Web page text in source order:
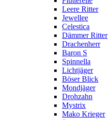
Leere Ritter
Jewellee
Celestica
Dämmer Ritter
Drachenherr
Baron S
Spinnella
Lichtjäger
Böser Blick
Mondjäger
Drohzahn
Mystrix
Mako Krieger